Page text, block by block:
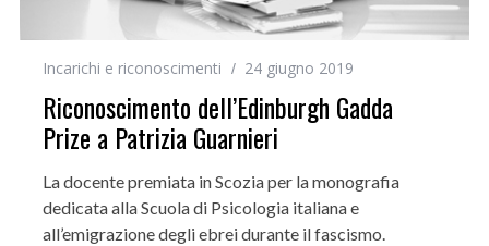
Incarichi e riconoscimenti 24 giugno 2019
Riconoscimento dell’Edinburgh Gadda
Prize a Patrizia Guarnieri
La docente premiata in Scozia per la monografia
dedicata alla Scuola di Psicologia italiana e
all’emigrazione degli ebrei durante il fascismo.